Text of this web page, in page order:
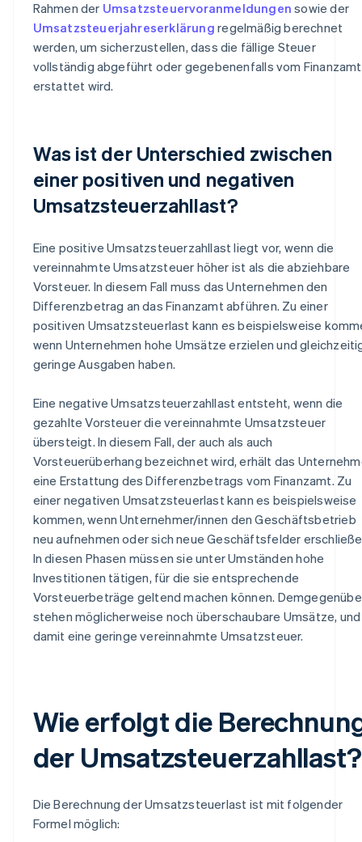
Rahmen der Umsatzsteuervoranmeldungen sowie der
Umsatzsteuerjahreserklärung regelmäßig berechnet
werden, um sicherzustellen, dass die fällige Steuer
vollständig abgeführt oder gegebenenfalls vom Finanzamt
erstattet wird.
Was ist der Unterschied zwischen
einer positiven und negativen
Umsatzsteuerzahllast?
Eine positive Umsatzsteuerzahllast liegt vor, wenn die
vereinnahmte Umsatzsteuer höher ist als die abziehbare
Vorsteuer. In diesem Fall muss das Unternehmen den
Differenzbetrag an das Finanzamt abführen. Zu einer
positiven Umsatzsteuerlast kann es beispielsweise
wenn Unternehmen hohe Umsätze erzielen und
geringe Ausgaben haben.
Eine negative Umsatzsteuerzahllast entsteht, wenn die
gezahlte Vorsteuer die vereinnahmte Umsatzsteuer
übersteigt. In diesem Fall, der auch als auch
Vorsteuerüberhang bezeichnet wird, erhält das
eine Erstattung des Differenzbetrags vom Finanzamt. Zu
einer negativen Umsatzsteuerlast kann es beispielsweise
kommen, wenn Unternehmer/innen den Geschäftsbetrieb
neu aufnehmen oder sich neue Geschäftsfelder
In diesen Phasen müssen sie unter Umständen hohe
Investitionen tätigen, für die sie entsprechende
Vorsteuerbeträge geltend machen können.
stehen möglicherweise noch überschaubare Umsätze, und
damit eine geringe vereinnahmte Umsatzsteuer.
Wie erfolgt die
der Umsatzsteuerzahllast?
Die Berechnung der Umsatzsteuerlast ist mit folgender
Formel möglich: